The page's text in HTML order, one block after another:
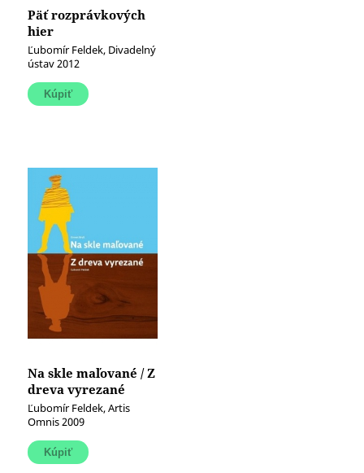
Päť rozprávkových
hier
Ľubomír Feldek, Divadelný
ústav 2012
Na skle maľované / Z
dreva vyrezané
Ľubomír Feldek, Artis
Omnis 2009